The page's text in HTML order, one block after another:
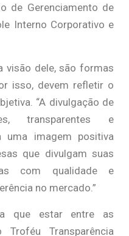
de Gerenciamento de
Interno Corporativo e
visão dele, são formas
isso, devem refletir o
“A divulgação de
transparentes e
uma imagem positiva
que divulgam suas
com qualidade e
no mercado.”
que estar entre as
Transparência